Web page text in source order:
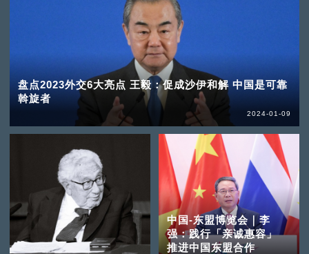
盘点2023外交6大亮点 王毅：促成沙伊和解 中国是可靠
斡旋者
2024-01-09
中国-东盟博览会｜李
强：践行「亲诚惠容」
推进中国东盟合作